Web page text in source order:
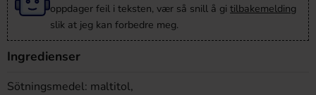
oppdager feil i teksten, vær så snill å gi tilbakemelding
slik at jeg kan forbedre meg.
Ingredienser
Sötningsmedel: maltitol,